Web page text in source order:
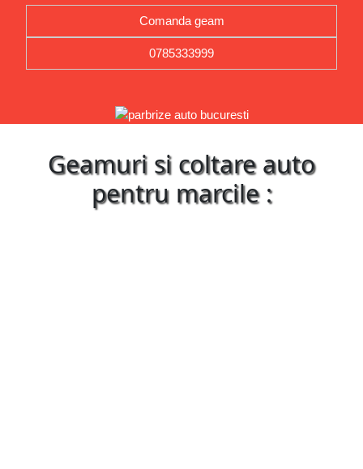
Comanda geam
0785333999
Geamuri si coltare auto
pentru marcile :